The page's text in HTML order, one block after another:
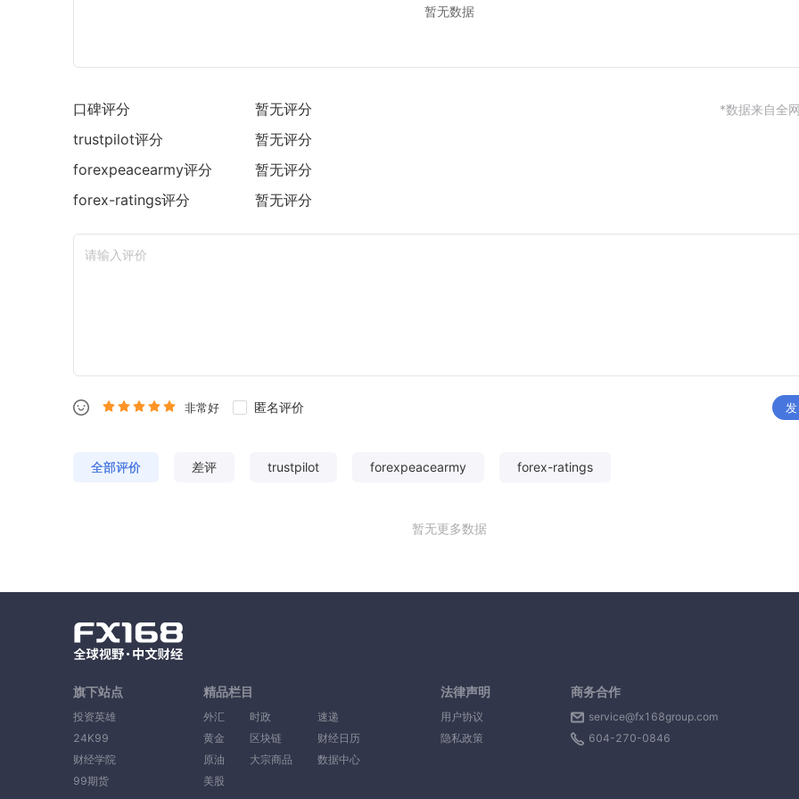
暂无数据
口碑评分 暂无评分 *数据来自全
trustpilot评分
暂无评分
forexpeacearmy评分
暂无评分
forex-ratings评分 暂无评分
非常好 匿名评价
全部评价 差评 trustpilot forexpeacearmy forex-ratings
暂无更多数据
旗下站点
投资英雄
24K99
财经学院
99期货
精品栏目
外汇 时政
速递
黄金
区块链
财经日历
原油
大宗商品
数据中心
美股
法律声明
用户协议
隐私政策
商务合作
service@fx168group.com
604-270-0846